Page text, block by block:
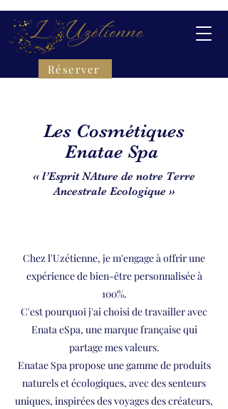
Réserver
Les Cosmétiques
Enatae Spa
« l’Esprit NAture de notre Terre
Ancestrale Ecologique »
Chez l'Uzétienne, je m'engage à offrir une
expérience de bien-être personnalisée à
100%.
C'est pourquoi j'ai choisi de travailler avec
Enata eSpa, une marque française qui
partage mes valeurs.
Enatae Spa propose une gamme de produits
naturels et écologiques, avec des senteurs
uniques, inspirées des voyages des créateurs,